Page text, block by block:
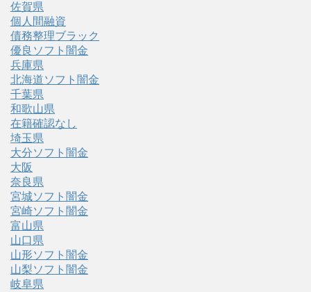
佐賀県
個人間融資
債務整理ブラック
優良ソフト闇金
兵庫県
北海道ソフト闇金
千葉県
和歌山県
在籍確認なし
埼玉県
大分ソフト闇金
大阪
奈良県
宮城ソフト闇金
宮崎ソフト闇金
富山県
山口県
山形ソフト闇金
山梨ソフト闇金
岐阜県